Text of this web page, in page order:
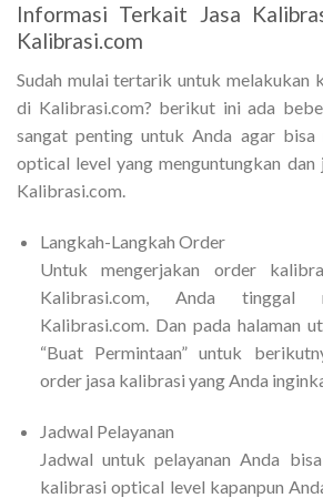
Informasi Terkait Jasa
Kalibrasi.com
Sudah mulai tertarik untuk melakukan
di Kalibrasi.com? berikut ini ada
sangat penting untuk Anda agar bisa
optical level yang menguntungkan dan
Kalibrasi.com.
Langkah-Langkah Order
Untuk mengerjakan order
Kalibrasi.com, Anda tinggal
Kalibrasi.com. Dan pada halaman
“Buat Permintaan” untuk
order jasa kalibrasi yang Anda
Jadwal Pelayanan
Jadwal untuk pelayanan Anda
kalibrasi optical level kapanpun